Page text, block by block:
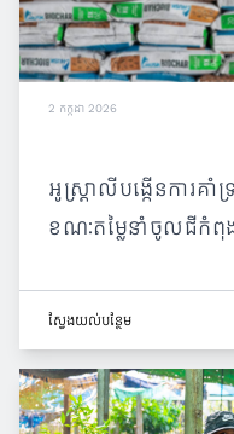
2 កក្កដា 2026
អូស្ត្រាលីបង្កើនការគាំ
ខណៈតម្លៃនាំចូលជីកំពុ
ស្វែង​យល់​បន្ថែម